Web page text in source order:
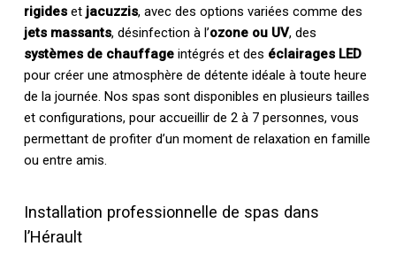
rigideset jacuzzis, avec des options variées comme des
jets massants, désinfection à l’ozone ou UV, des
systèmes de chauffageintégrés et des éclairages LED
pour créer une atmosphère de détente idéale à toute heure
de la journée. Nos spas sont disponibles en plusieurs tailles
et configurations, pour accueillir de 2 à 7 personnes, vous
permettant de profiter d’un moment de relaxation en famille
ou entre amis.
Installation professionnelle de spas dans
l’Hérault